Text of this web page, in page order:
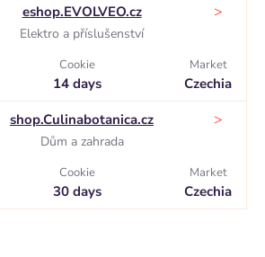
eshop.EVOLVEO.cz
Elektro a příslušenství
>
Cookie
14 days
Market
Czechia
shop.Culinabotanica.cz
Dům a zahrada
>
Cookie
30 days
Market
Czechia